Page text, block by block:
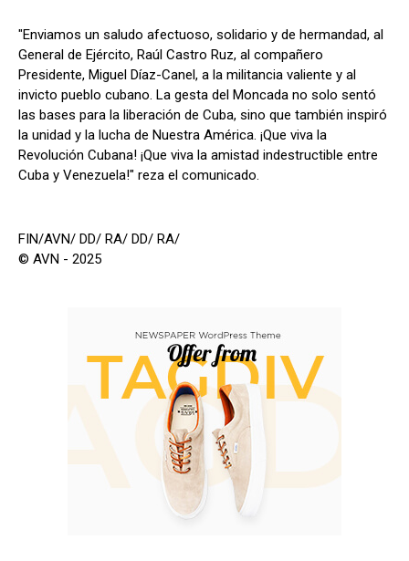
"Enviamos un saludo afectuoso, solidario y de hermandad, al
General de Ejército, Raúl Castro Ruz, al compañero
Presidente, Miguel Díaz-Canel, a la militancia valiente y al
invicto pueblo cubano. La gesta del Moncada no solo sentó
las bases para la liberación de Cuba, sino que también inspiró
la unidad y la lucha de Nuestra América. ¡Que viva la
Revolución Cubana! ¡Que viva la amistad indestructible entre
Cuba y Venezuela!" reza el comunicado.
FIN/AVN/ DD/ RA/ DD/ RA/
© AVN - 2025